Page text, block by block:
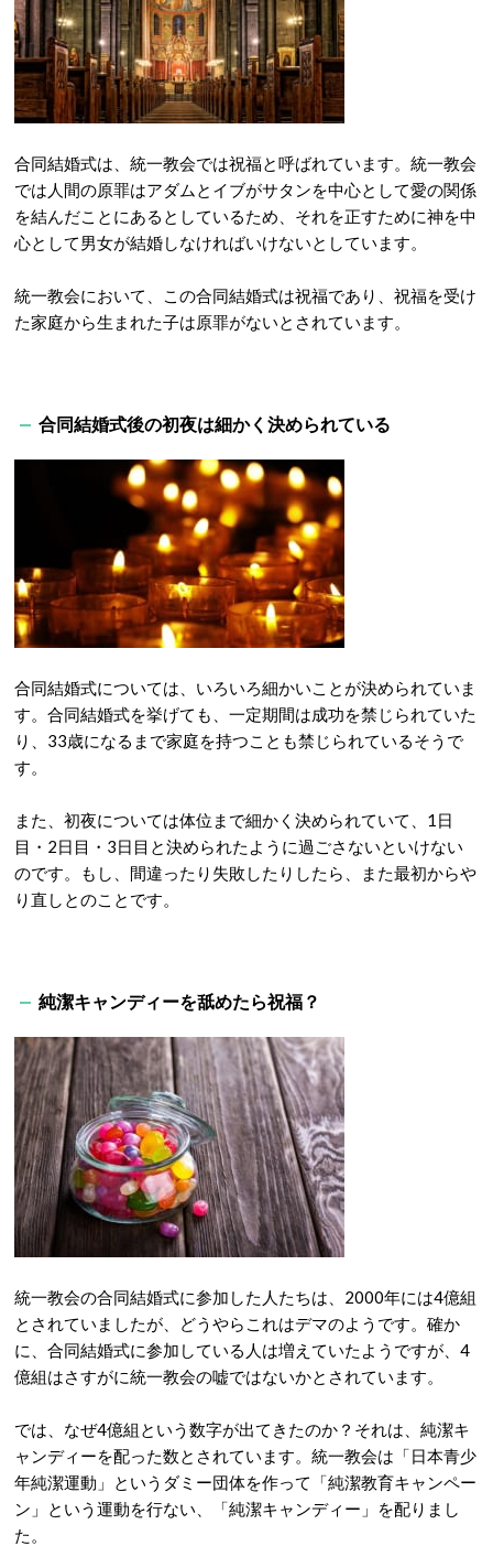
合同結婚式は、統一教会では祝福と呼ばれています。統一教会
では人間の原罪はアダムとイブがサタンを中心として愛の関係
を結んだことにあるとしているため、それを正すために神を中
心として男女が結婚しなければいけないとしています。
統一教会において、この合同結婚式は祝福であり、祝福を受け
た家庭から生まれた子は原罪がないとされています。
合同結婚式後の初夜は細かく決められている
合同結婚式については、いろいろ細かいことが決められていま
す。合同結婚式を挙げても、一定期間は成功を禁じられていた
り、33歳になるまで家庭を持つことも禁じられているそうで
す。
また、初夜については体位まで細かく決められていて、1日
目・2日目・3日目と決められたように過ごさないといけない
のです。もし、間違ったり失敗したりしたら、また最初からや
り直しとのことです。
純潔キャンディーを舐めたら祝福？
統一教会の合同結婚式に参加した人たちは、2000年には4億組
とされていましたが、どうやらこれはデマのようです。確か
に、合同結婚式に参加している人は増えていたようですが、4
億組はさすがに統一教会の嘘ではないかとされています。
では、なぜ4億組という数字が出てきたのか？それは、純潔キ
ャンディーを配った数とされています。統一教会は「日本青少
年純潔運動」というダミー団体を作って「純潔教育キャンペー
ン」という運動を行ない、「純潔キャンディー」を配りまし
た。